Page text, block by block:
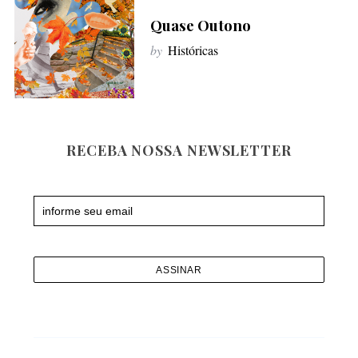
f
o
r
:
Quase Outono
by Históricas
RECEBA NOSSA NEWSLETTER